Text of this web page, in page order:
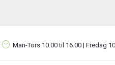
Man-Tors 10.00 til 16.00 | Fredag